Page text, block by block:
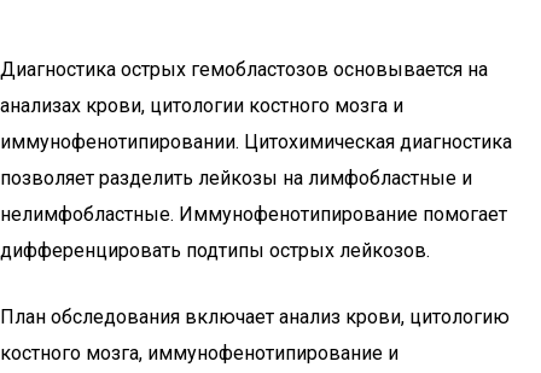
Диагностика острых гемобластозов основывается на
анализах крови, цитологии костного мозга и
иммунофенотипировании. Цитохимическая диагностика
позволяет разделить лейкозы на лимфобластные и
нелимфобластные. Иммунофенотипирование помогает
дифференцировать подтипы острых лейкозов.
План обследования включает анализ крови, цитологию
костного мозга, иммунофенотипирование и